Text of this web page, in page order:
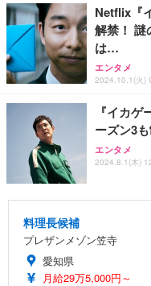
Netflix『
解禁！ 謎
は…
エンタメ
2024.10.1(火)
『イカ
ーズン3
エンタメ
2024.8.1(木)
料理長候補
プレザンメゾン笠寺
愛知県
月給29万5,000円～